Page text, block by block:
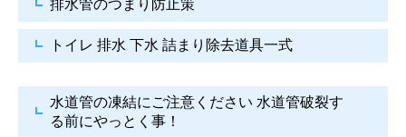
排水管のつまり防止策
トイレ 排水 下水 詰まり除去道具一式
水道管の凍結にご注意ください 水道管破裂す
る前にやっとく事！